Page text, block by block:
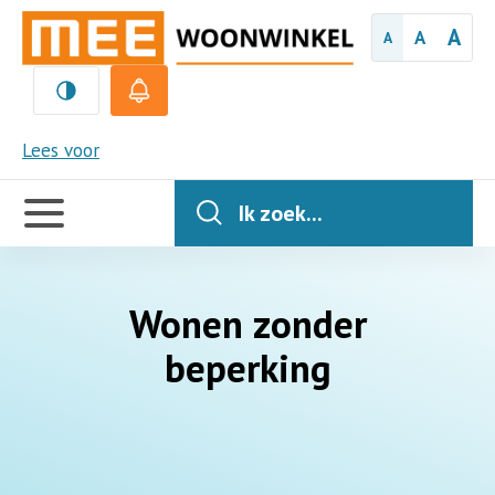
A A A
Lees voor
MEE
Handige
links
Ik zoek...
Wonen zonder
beperking